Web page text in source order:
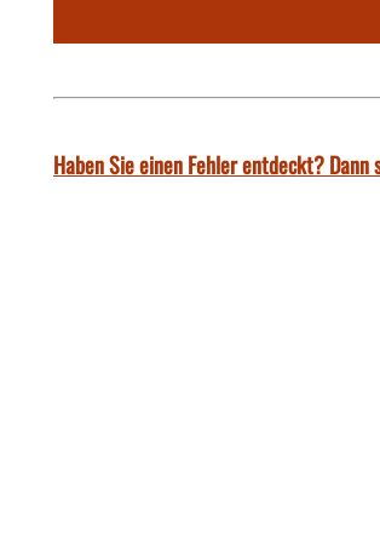
Haben Sie einen Fehler entdeckt? Dann